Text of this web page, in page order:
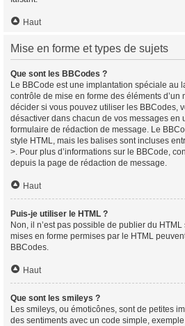
Haut
Mise en forme et types de sujets
Que sont les BBCodes ?
Le BBCode est une implantation spéciale au
contrôle de mise en forme des éléments d’un
décider si vous pouvez utiliser les BBCodes,
désactiver dans chacun de vos messages en
formulaire de rédaction de message. Le
style HTML, mais les balises sont incluses
>. Pour plus d’informations sur le BBCode,
depuis la page de rédaction de message.
Haut
Puis-je utiliser le HTML ?
Non, il n’est pas possible de publier du
mises en forme permises par le HTML
BBCodes.
Haut
Que sont les smileys ?
Les smileys, ou émoticônes, sont de petites
des sentiments avec un code simple,